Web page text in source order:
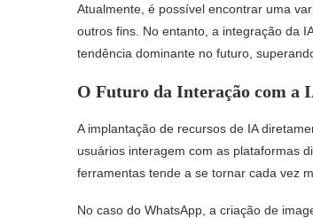
Atualmente, é possível encontrar uma
outros fins. No entanto, a integração da
tendência dominante no futuro,
O Futuro da Interação com a
A implantação de recursos de IA
usuários interagem com as plataformas
ferramentas tende a se tornar cada vez
No caso do WhatsApp, a criação de